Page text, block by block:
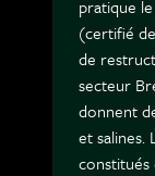
pratique
(certifié
de
secteur
donnent
et salines.
constitués